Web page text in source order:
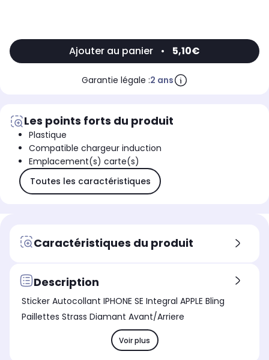
Ajouter au panier • 5,10€
Garantie légale :2 ans
Les points forts du produit
Plastique
Compatible chargeur induction
Emplacement(s) carte(s)
Toutes les caractéristiques
Caractéristiques du produit
Description
Sticker Autocollant IPHONE SE Integral APPLE Bling
Paillettes Strass Diamant Avant/Arriere
Voir plus